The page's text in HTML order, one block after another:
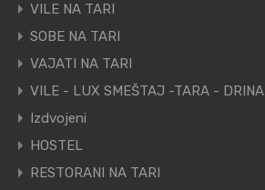
VILE NA TARI
SOBE NA TARI
VAJATI NA TARI
VILE - LUX SMEŠTAJ -TARA - DRINA
Izdvojeni
HOSTEL
RESTORANI NA TARI